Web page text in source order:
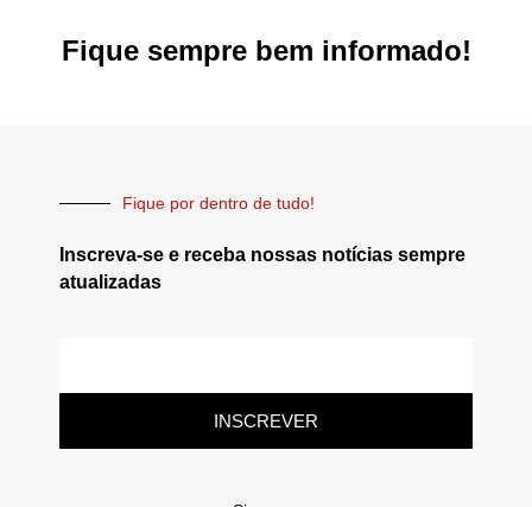
Fique sempre bem informado!
Fique por dentro de tudo!
Inscreva-se e receba nossas notícias sempre
atualizadas
INSCREVER